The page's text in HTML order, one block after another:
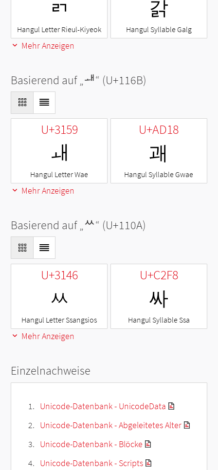
ㄺ
Hangul Letter Rieul-Kiyeok
갉
Hangul Syllable Galg
Mehr Anzeigen
Basierend auf „ᅫ“ (U+116B)
U+3159
ㅙ
Hangul Letter Wae
U+AD18
괘
Hangul Syllable Gwae
Mehr Anzeigen
Basierend auf „ᄊ“ (U+110A)
U+3146
ㅆ
Hangul Letter Ssangsios
U+C2F8
싸
Hangul Syllable Ssa
Mehr Anzeigen
Einzelnachweise
Unicode-Datenbank - UnicodeData
Unicode-Datenbank - Abgeleitetes Alter
Unicode-Datenbank - Blöcke
Unicode-Datenbank - Scripts